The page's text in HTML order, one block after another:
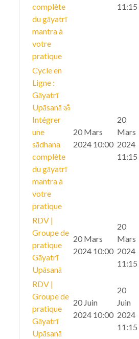
complète
du gāyatrī
mantra à
votre
pratique
11:15
Cycle en
Ligne :
Gāyatrī
Upāsanā ॐ
Intégrer
une
sādhana
complète
du gāyatrī
mantra à
votre
pratique
20 Mars
2024 10:00
20
Mars
2024
11:15
RDV |
Groupe de
pratique
Gāyatrī
Upāsanā
20 Mars
2024 10:00
20
Mars
2024
11:15
RDV |
Groupe de
pratique
Gāyatrī
Upāsanā
20 Juin
2024 10:00
20
Juin
2024
11:15